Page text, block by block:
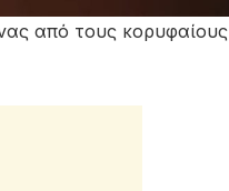
από τους κορυφαίους